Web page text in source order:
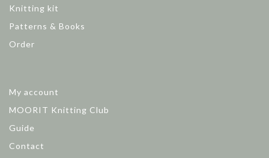
Knitting kit
Patterns & Books
Order
My account
MOORIT Knitting Club
Guide
Contact